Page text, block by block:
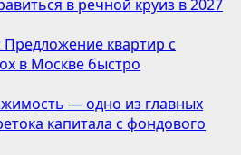
в речной круиз в 2027
квартир с
в Москве быстро
— одно из главных
капитала с фондового